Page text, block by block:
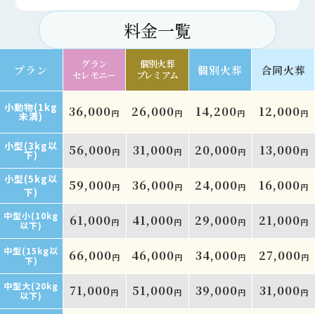
料金一覧
プラン
グラン
セレモニー
個別火葬
プレミアム
個別火葬 合同火葬
小動物(1kg
未満) 36,000円 26,000円 14,200円 12,000円
小型(3kg以
下) 56,000円 31,000円 20,000円 13,000円
小型(5kg以
下)
59,000円 36,000円 24,000円 16,000円
中型小(10kg
以下)
61,000円 41,000円 29,000円 21,000円
中型(15kg以
下)
66,000円 46,000円 34,000円 27,000円
中型大(20kg
以下)
71,000円 51,000円 39,000円 31,000円